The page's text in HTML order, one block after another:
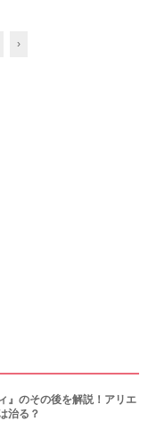
›
』のその後を解説！アリエ
治る？